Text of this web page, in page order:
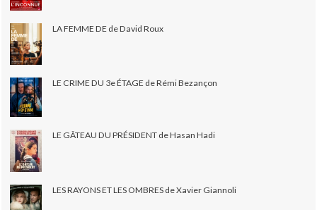
LA FEMME DE de David Roux
LE CRIME DU 3e ÉTAGE de Rémi Bezançon
LE GÂTEAU DU PRÉSIDENT de Hasan Hadi
LES RAYONS ET LES OMBRES de Xavier Giannoli